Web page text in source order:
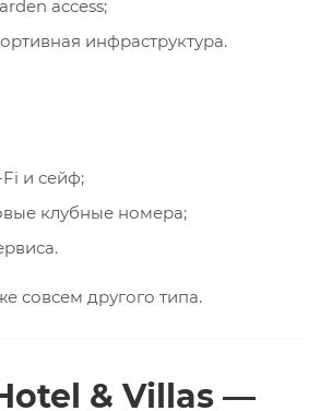
access;
инфраструктура.
и сейф;
клубные номера;
совсем другого типа.
& Villas —